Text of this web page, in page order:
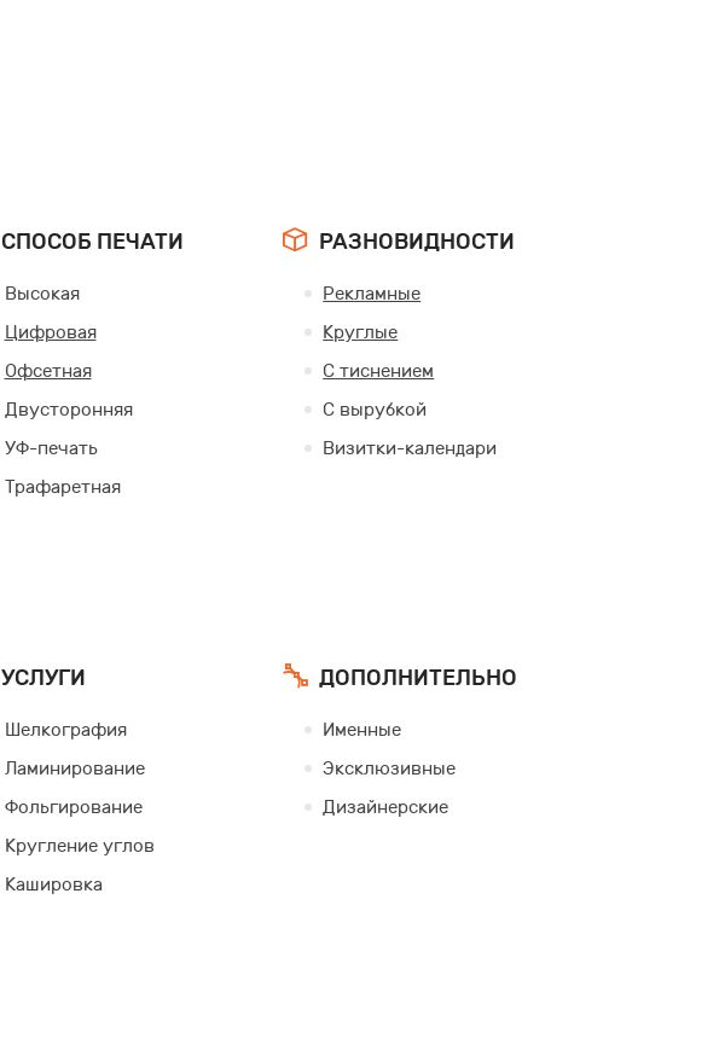
СПОСОБ ПЕЧАТИ
Высокая
Цифровая
Офсетная
Двусторонняя
УФ-печать
Трафаретная
РАЗНОВИДНОСТИ
Рекламные
Круглые
С тиснением
С вырубкой
Визитки-календари
УСЛУГИ
Шелкография
Ламинирование
Фольгирование
Кругление углов
Кашировка
ДОПОЛНИТЕЛЬНО
Именные
Эксклюзивные
Дизайнерские